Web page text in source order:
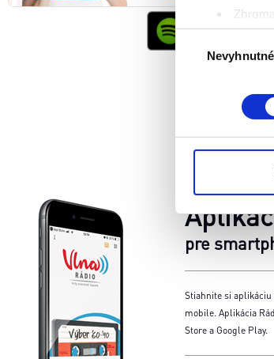
Viac
Naša
jednoducho
súhlasu
Výber
súhlasu
pre
Stiahnite si aplikáciu
mobile. Aplikácia
Store a Google Play.